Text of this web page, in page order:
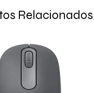
Relacionados